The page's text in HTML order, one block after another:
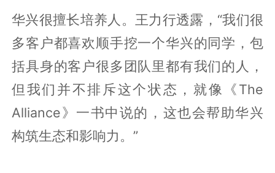
华兴很擅长培养人。王力行透露，“我们很
多客户都喜欢顺手挖一个华兴的同学，包
括具身的客户很多团队里都有我们的人，
但我们并不排斥这个状态，就像《The
Alliance》一书中说的，这也会帮助华兴
构筑生态和影响力。”